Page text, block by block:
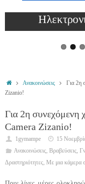
Πρόγραμμα
Ανακοινώσεις
Για 2η
Zizanio!
Για 2η συνεχόμενη
Camera Zizanio!
1gymampe
15
Ανακοινώσεις, Βραβεύσεις,
Δραστηριότητες, Με μια κάμερα